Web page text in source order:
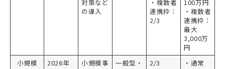
対策など
の導入
・複数者
連携枠：
2/3
100万円
・複数者
連携枠：
最大
3,000万
円
小規模
2026年
小規模事
一般型・
2/3
・通常